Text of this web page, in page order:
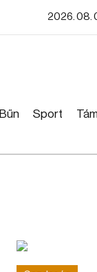
2026. 08.
Bűn Sport